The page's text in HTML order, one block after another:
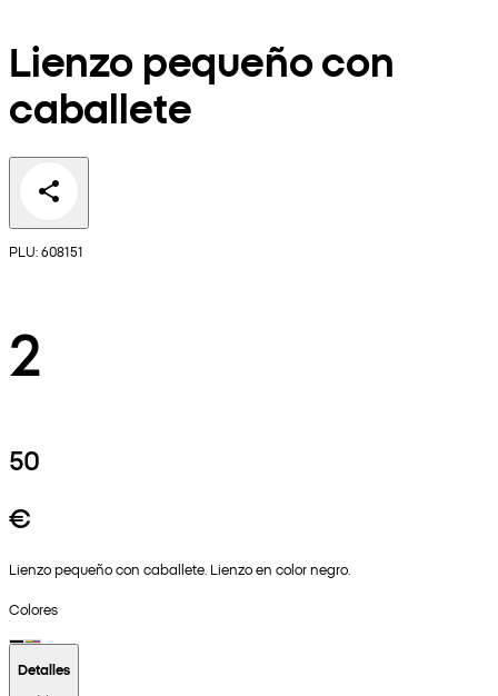
Lienzo pequeño con
caballete
PLU: 608151
2
50
€
Lienzo pequeño con caballete. Lienzo en color negro.
Colores
Detalles